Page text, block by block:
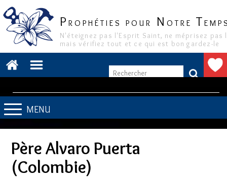
PROPHÉTIES POUR N OTRE T
N'éteignez pas l'Esprit Saint, ne méprisez pas
mais vérifiez tout et ce qui est bon gardez-le
MENU
Père Alvaro Puerta
(Colombie)